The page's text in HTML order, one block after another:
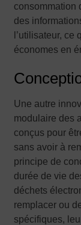
consommation
des
l’utilisateur,
économes en
Une autre
modulaire des
conçus pour
sans avoir à
principe de
durée de vie
déchets
remplacer ou
spécifiques,